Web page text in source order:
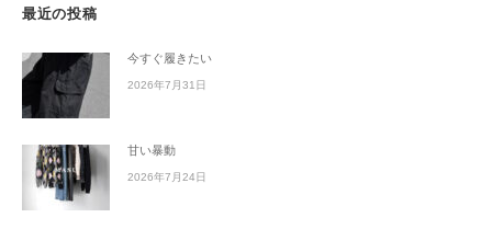
最近の投稿
今すぐ履きたい
2026年7月31日
甘い暴動
2026年7月24日